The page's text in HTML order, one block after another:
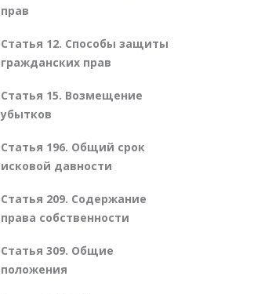
прав
Статья 12. Способы защиты
гражданских прав
Статья 15. Возмещение
убытков
Статья 196. Общий срок
исковой давности
Статья 209. Содержание
права собственности
Статья 309. Общие
положения